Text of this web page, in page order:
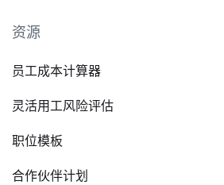
资源
员工成本计算器
灵活用工风险评估
职位模板
合作伙伴计划